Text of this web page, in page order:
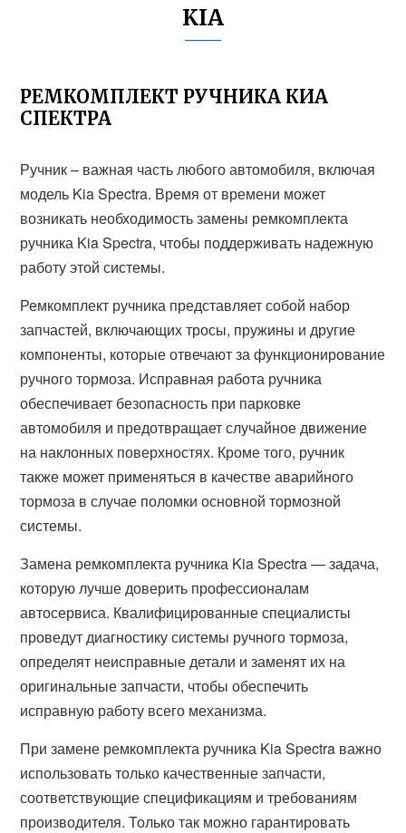
KIA
РЕМКОМПЛЕКТ РУЧНИКА КИА
СПЕКТРА
Ручник – важная часть любого автомобиля, включая
модель Kia Spectra. Время от времени может
возникать необходимость замены ремкомплекта
ручника Kia Spectra, чтобы поддерживать надежную
работу этой системы.
Ремкомплект ручника представляет собой набор
запчастей, включающих тросы, пружины и другие
компоненты, которые отвечают за функционирование
ручного тормоза. Исправная работа ручника
обеспечивает безопасность при парковке
автомобиля и предотвращает случайное движение
на наклонных поверхностях. Кроме того, ручник
также может применяться в качестве аварийного
тормоза в случае поломки основной тормозной
системы.
Замена ремкомплекта ручника Kia Spectra — задача,
которую лучше доверить профессионалам
автосервиса. Квалифицированные специалисты
проведут диагностику системы ручного тормоза,
определят неисправные детали и заменят их на
оригинальные запчасти, чтобы обеспечить
исправную работу всего механизма.
При замене ремкомплекта ручника Kia Spectra важно
использовать только качественные запчасти,
соответствующие спецификациям и требованиям
производителя. Только так можно гарантировать